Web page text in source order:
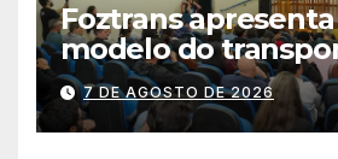
Foztrans
modelo do
coletivo em
pública e avança
sistema mais
7 DE AGOSTO DE 2026